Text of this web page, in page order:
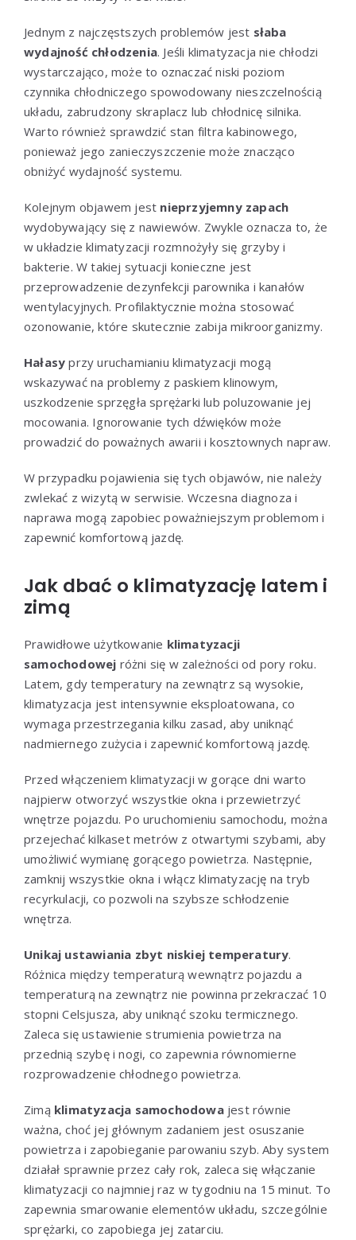
Jednym z najczęstszych problemów jest słaba
wydajność chłodzenia. Jeśli klimatyzacja nie chłodzi
wystarczająco, może to oznaczać niski poziom
czynnika chłodniczego spowodowany nieszczelnością
układu, zabrudzony skraplacz lub chłodnicę silnika.
Warto również sprawdzić stan filtra kabinowego,
ponieważ jego zanieczyszczenie może znacząco
obniżyć wydajność systemu.
Kolejnym objawem jest nieprzyjemny zapach
wydobywający się z nawiewów. Zwykle oznacza to, że
w układzie klimatyzacji rozmnożyły się grzyby i
bakterie. W takiej sytuacji konieczne jest
przeprowadzenie dezynfekcji parownika i kanałów
wentylacyjnych. Profilaktycznie można stosować
ozonowanie, które skutecznie zabija mikroorganizmy.
Hałasy przy uruchamianiu klimatyzacji mogą
wskazywać na problemy z paskiem klinowym,
uszkodzenie sprzęgła sprężarki lub poluzowanie jej
mocowania. Ignorowanie tych dźwięków może
prowadzić do poważnych awarii i kosztownych napraw.
W przypadku pojawienia się tych objawów, nie należy
zwlekać z wizytą w serwisie. Wczesna diagnoza i
naprawa mogą zapobiec poważniejszym problemom i
zapewnić komfortową jazdę.
Jak dbać o klimatyzację latem i
zimą
Prawidłowe użytkowanie klimatyzacji
samochodowej różni się w zależności od pory roku.
Latem, gdy temperatury na zewnątrz są wysokie,
klimatyzacja jest intensywnie eksploatowana, co
wymaga przestrzegania kilku zasad, aby uniknąć
nadmiernego zużycia i zapewnić komfortową jazdę.
Przed włączeniem klimatyzacji w gorące dni warto
najpierw otworzyć wszystkie okna i przewietrzyć
wnętrze pojazdu. Po uruchomieniu samochodu, można
przejechać kilkaset metrów z otwartymi szybami, aby
umożliwić wymianę gorącego powietrza. Następnie,
zamknij wszystkie okna i włącz klimatyzację na tryb
recyrkulacji, co pozwoli na szybsze schłodzenie
wnętrza.
Unikaj ustawiania zbyt niskiej temperatury.
Różnica między temperaturą wewnątrz pojazdu a
temperaturą na zewnątrz nie powinna przekraczać 10
stopni Celsjusza, aby uniknąć szoku termicznego.
Zaleca się ustawienie strumienia powietrza na
przednią szybę i nogi, co zapewnia równomierne
rozprowadzenie chłodnego powietrza.
Zimą klimatyzacja samochodowajest równie
ważna, choć jej głównym zadaniem jest osuszanie
powietrza i zapobieganie parowaniu szyb. Aby system
działał sprawnie przez cały rok, zaleca się włączanie
klimatyzacji co najmniej raz w tygodniu na 15 minut. To
zapewnia smarowanie elementów układu, szczególnie
sprężarki, co zapobiega jej zatarciu.